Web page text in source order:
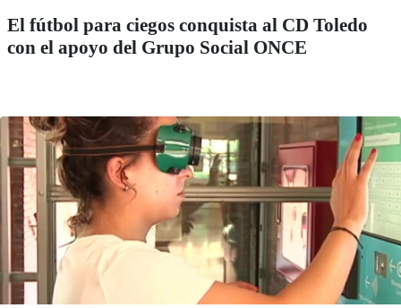
El fútbol para ciegos conquista al CD Toledo
con el apoyo del Grupo Social ONCE